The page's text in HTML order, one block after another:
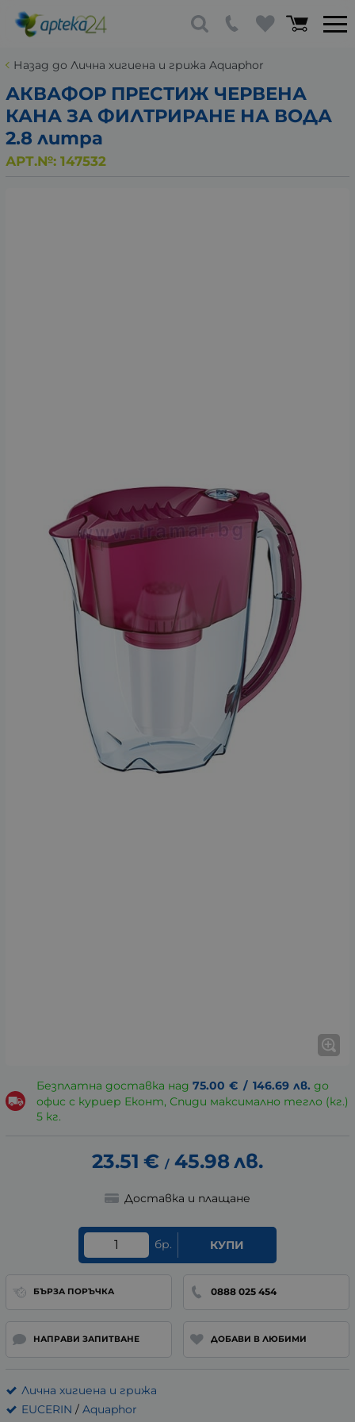
Назад до Лична хигиена и грижа Aquaphor
АКВАФОР ПРЕСТИЖ ЧЕРВЕНА
КАНА ЗА ФИЛТРИРАНЕ НА ВОДА
2.8 литра
АРТ.№: 147532
Безплатна доставка над 75.00 € / 146.69 лв. до
офис с куриер Еконт, Спиди максимално тегло (кг.)
5 кг.
23.51 € / 45.98лв.
Доставка и плащане
бр. КУПИ
БЪРЗА ПОРЪЧКА 0888 025 454
НАПРАВИ ЗАПИТВАНЕ ДОБАВИ В ЛЮБИМИ
Лична хигиена и грижа
EUCERIN / Aquaphor